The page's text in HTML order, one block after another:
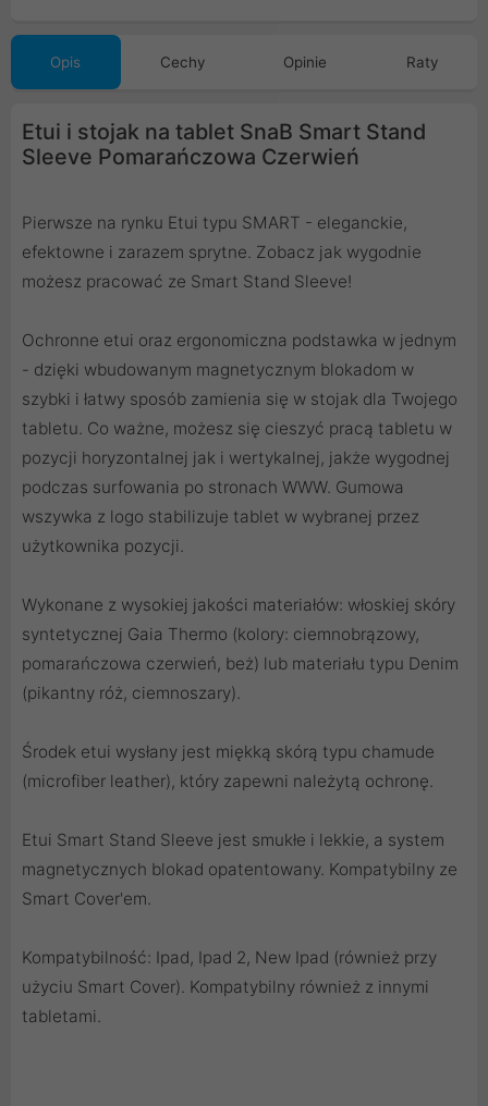
Opis Cechy Opinie Raty
Etui i stojak na tablet SnaB Smart Stand
Sleeve Pomarańczowa Czerwień
Pierwsze na rynku Etui typu SMART - eleganckie,
efektowne i zarazem sprytne. Zobacz jak wygodnie
możesz pracować ze Smart Stand Sleeve!
Ochronne etui oraz ergonomiczna podstawka w jednym
- dzięki wbudowanym magnetycznym blokadom w
szybki i łatwy sposób zamienia się w stojak dla Twojego
tabletu. Co ważne, możesz się cieszyć pracą tabletu w
pozycji horyzontalnej jak i wertykalnej, jakże wygodnej
podczas surfowania po stronach WWW. Gumowa
wszywka z logo stabilizuje tablet w wybranej przez
użytkownika pozycji.
Wykonane z wysokiej jakości materiałów: włoskiej skóry
syntetycznej Gaia Thermo (kolory: ciemnobrązowy,
pomarańczowa czerwień, beż) lub materiału typu Denim
(pikantny róż, ciemnoszary).
Środek etui wysłany jest miękką skórą typu chamude
(microfiber leather), który zapewni należytą ochronę.
Etui Smart Stand Sleeve jest smukłe i lekkie, a system
magnetycznych blokad opatentowany. Kompatybilny ze
Smart Cover'em.
Kompatybilność: Ipad, Ipad 2, New Ipad (również przy
użyciu Smart Cover). Kompatybilny również z innymi
tabletami.